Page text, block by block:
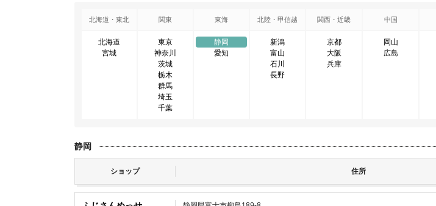
北海道・東北 関東 東海 北陸・甲信越 関西・近畿 中国
北海道
宮城
東京
神奈川
茨城
栃木
群馬
埼玉
千葉
静岡
愛知
新潟
富山
石川
長野
京都
大阪
兵庫
岡山
広島
静岡
ショップ 住所